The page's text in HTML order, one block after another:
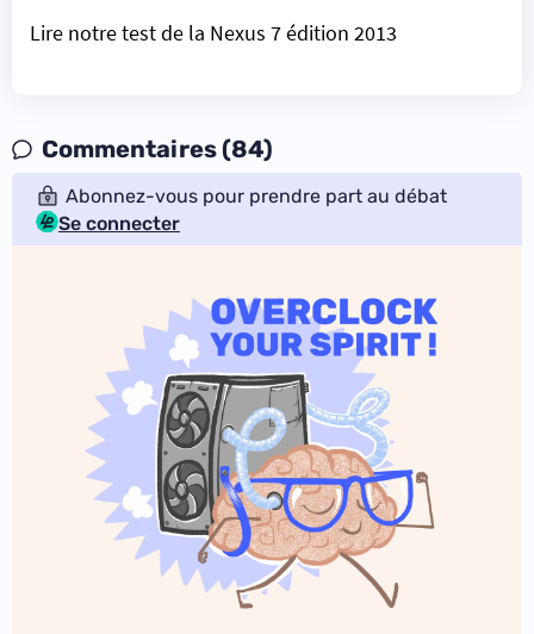
Lire notre test de la Nexus 7 édition 2013
Commentaires (84)
Abonnez-vous pour prendre part au débat
Se connecter